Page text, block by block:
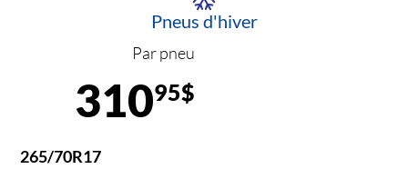
Pneus d'hiver
Par pneu
31095$
265/70R17